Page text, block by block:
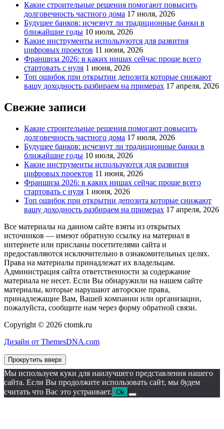
Какие строительные решения помогают повысить
долговечность частного дома 17 июля, 2026
Будущее банков: исчезнут ли традиционные банки в
ближайшие годы 10 июля, 2026
Какие инструменты используются для развития
цифровых проектов 11 июня, 2026
Франшиза 2026: в каких нишах сейчас проще всего
стартовать с нуля 1 июня, 2026
Топ ошибок при открытии депозита которые снижают
вашу доходность разбираем на примерах 17 апреля, 2026
Свежие записи
Какие строительные решения помогают повысить
долговечность частного дома 17 июля, 2026
Будущее банков: исчезнут ли традиционные банки в
ближайшие годы 10 июля, 2026
Какие инструменты используются для развития
цифровых проектов 11 июня, 2026
Франшиза 2026: в каких нишах сейчас проще всего
стартовать с нуля 1 июня, 2026
Топ ошибок при открытии депозита которые снижают
вашу доходность разбираем на примерах 17 апреля, 2026
Все материалы на данном сайте взяты из открытых
источников — имеют обратную ссылку на материал в
интернете или присланы посетителями сайта и
предоставляются исключительно в ознакомительных целях.
Права на материалы принадлежат их владельцам.
Администрация сайта ответственности за содержание
материала не несет. Если Вы обнаружили на нашем сайте
материалы, которые нарушают авторские права,
принадлежащие Вам, Вашей компании или организации,
пожалуйста, сообщите нам через форму обратной связи.
Copyright © 2026 ctomk.ru
Дизайн от ThemesDNA.com
Прокрутить вверх
Мы используем куки для наилучшего представления нашего
сайта. Если Вы продолжите использовать сайт, мы будем
считать что Вас это устраивает. Ok